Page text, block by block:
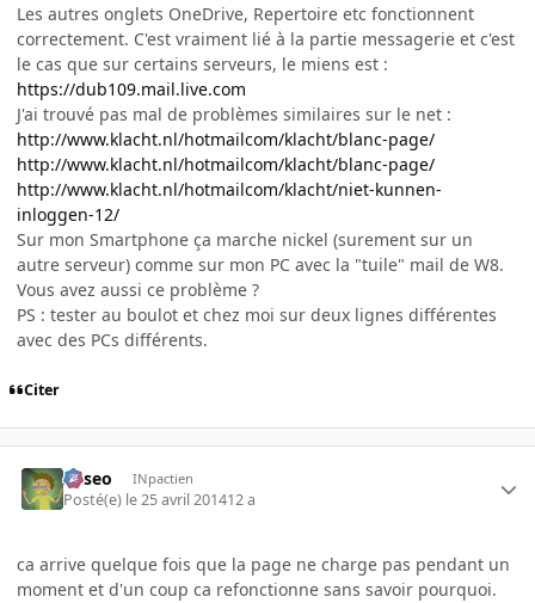
Les autres onglets OneDrive, Repertoire etc fonctionnent
correctement. C'est vraiment lié à la partie messagerie et c'est
le cas que sur certains serveurs, le miens est :
https://dub109.mail.live.com
J'ai trouvé pas mal de problèmes similaires sur le net :
http://www.klacht.nl/hotmailcom/klacht/blanc-page/
http://www.klacht.nl/hotmailcom/klacht/blanc-page/
http://www.klacht.nl/hotmailcom/klacht/niet-kunnen-
inloggen-12/
Sur mon Smartphone ça marche nickel (surement sur un
autre serveur) comme sur mon PC avec la "tuile" mail de W8.
Vous avez aussi ce problème ?
PS : tester au boulot et chez moi sur deux lignes différentes
avec des PCs différents.
Citer
Asseo INpactien
Posté(e) le 25 avril 201412 a
ca arrive quelque fois que la page ne charge pas pendant un
moment et d'un coup ca refonctionne sans savoir pourquoi.